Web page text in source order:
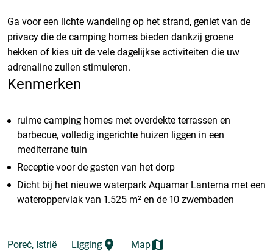
Ga voor een lichte wandeling op het strand, geniet van de
privacy die de camping homes bieden dankzij groene
hekken of kies uit de vele dagelijkse activiteiten die uw
adrenaline zullen stimuleren.
Kenmerken
ruime camping homes met overdekte terrassen en
barbecue, volledig ingerichte huizen liggen in een
mediterrane tuin
Receptie voor de gasten van het dorp
Dicht bij het nieuwe waterpark Aquamar Lanterna met een
wateroppervlak van 1.525 m² en de 10 zwembaden
Poreč, Istrië Ligging Map